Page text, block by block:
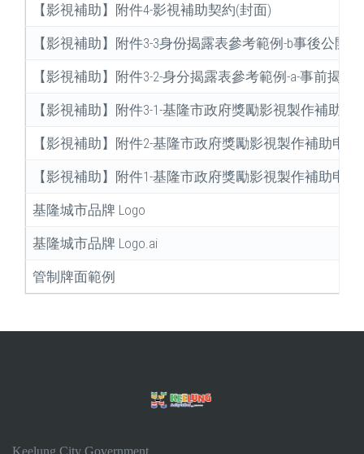
【影視補助】附件4-影視補助契約(封面)
【影視補助】附件3-3身份揭露表參考範例-b事後公開
【影視補助】附件3-2-身分揭露表參考範例-a-事前揭露
【影視補助】附件3-1-基隆市政府獎勵影視製作補助申
【影視補助】附件2-基隆市政府獎勵影視製作補助申
【影視補助】附件1-基隆市政府獎勵影視製作補助申
基隆城市品牌 Logo
基隆城市品牌 Logo.ai
管制牌面範例
Keelung City Government